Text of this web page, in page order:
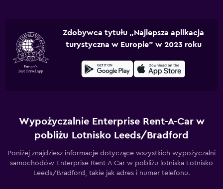
Zdobywca tytułu „Najlepsza aplikacja
turystyczna w Europie” w 2023 roku
Wypożyczalnie Enterprise Rent-A-Car w
pobliżu Lotnisko Leeds/Bradford
Poniżej znajdziesz informacje dotyczące wszystkich wypożyczalni
samochodów Enterprise Rent-A-Car w pobliżu lotniska Lotnisko
Leeds/Bradford, takie jak adres i numer telefonu.